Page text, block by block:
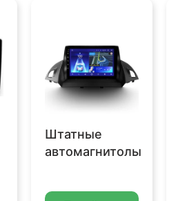
Штатные
автомагнитолы